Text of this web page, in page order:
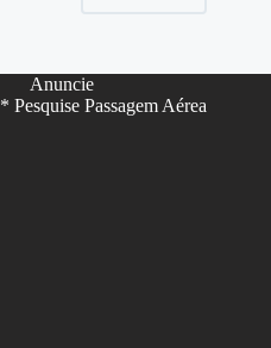
Anuncie
* Pesquise Passagem Aérea